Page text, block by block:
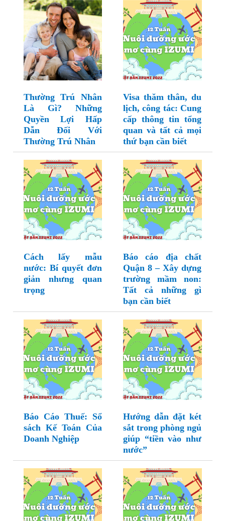
Thường Trú Nhân
Là Gì? Những
Quyền Lợi Hấp
Dẫn Đối Với
Thường Trú Nhân
Visa thăm thân, du
lịch, công tác: Cung
cấp thông tin tổng
quan và tất cả mọi
thứ bạn cần biết
Cách lấy mẫu
nước: Bí quyết đơn
giản nhưng quan
trọng
Báo cáo địa chất
Quận 8 – Xây dựng
trường mầm non:
Tất cả những gì
bạn cần biết
Báo Cáo Thuế: Sổ
sách Kế Toán Của
Doanh Nghiệp
Hướng dẫn đặt két
sắt trong phòng ngủ
giúp “tiền vào như
nước”